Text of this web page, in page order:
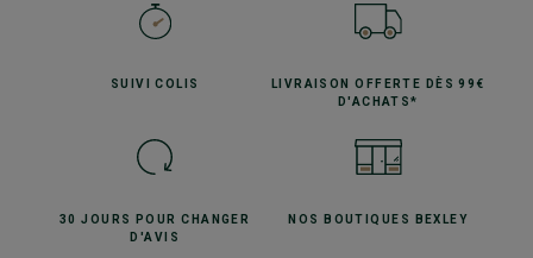
SUIVICOLIS LIVRAISON OFFERTE
DÈS 99€
D'ACHATS*
30 JOURS POURCHANGER
D'AVIS
NOS BOUTIQUES BEXLEY